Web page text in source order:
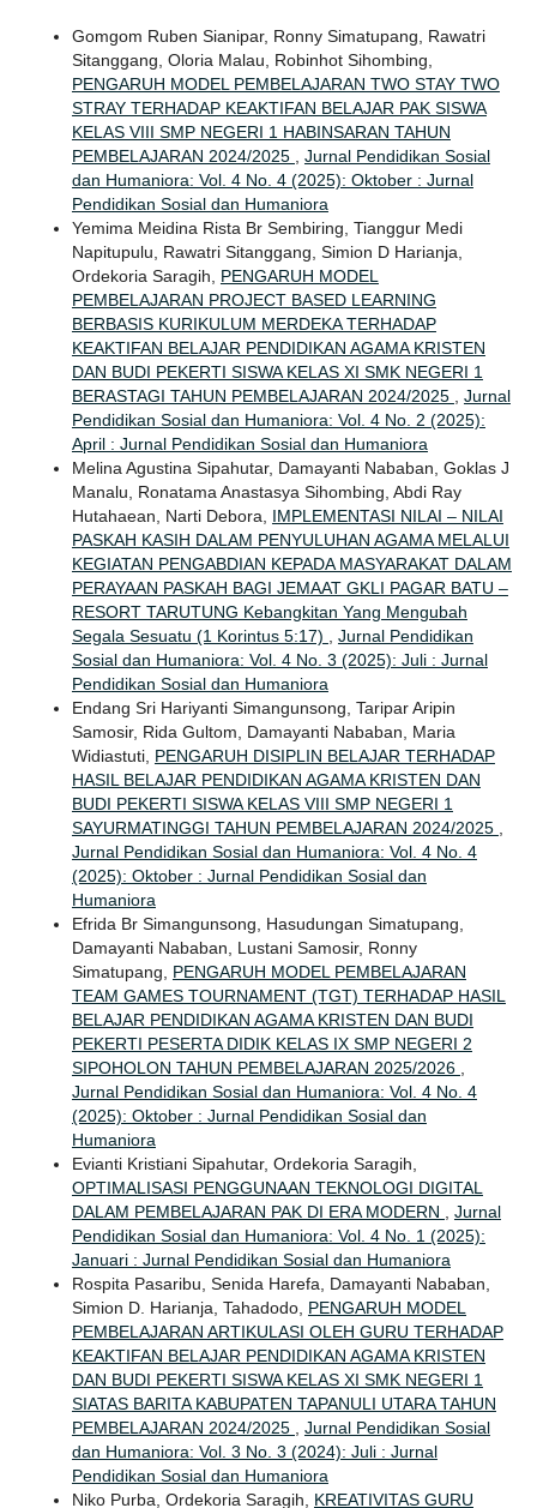
Gomgom Ruben Sianipar, Ronny Simatupang, Rawatri
Sitanggang, Oloria Malau, Robinhot Sihombing,
PENGARUH MODEL PEMBELAJARAN TWO STAY TWO
STRAY TERHADAP KEAKTIFAN BELAJAR PAK SISWA
KELAS VIII SMP NEGERI 1 HABINSARAN TAHUN
PEMBELAJARAN 2024/2025
Jurnal Pendidikan Sosial
dan Humaniora: Vol. 4 No. 4 (2025): Oktober : Jurnal
Pendidikan Sosial dan Humaniora
Yemima Meidina Rista Br Sembiring, Tianggur Medi
Napitupulu, Rawatri Sitanggang, Simion D Harianja,
Ordekoria Saragih, PENGARUH MODEL
PEMBELAJARAN PROJECT BASED LEARNING
BERBASIS KURIKULUM MERDEKA TERHADAP
KEAKTIFAN BELAJAR PENDIDIKAN AGAMA KRISTEN
DAN BUDI PEKERTI SISWA KELAS XI SMK NEGERI 1
BERASTAGI TAHUN PEMBELAJARAN 2024/2025
Jurnal
Pendidikan Sosial dan Humaniora: Vol. 4 No. 2 (2025):
April : Jurnal Pendidikan Sosial dan Humaniora
Melina Agustina Sipahutar, Damayanti Nababan, Goklas J
Manalu, Ronatama Anastasya Sihombing, Abdi Ray
Hutahaean, Narti Debora, IMPLEMENTASI NILAI – NILAI
PASKAH KASIH DALAM PENYULUHAN AGAMA MELALUI
KEGIATAN PENGABDIAN KEPADA MASYARAKAT DALAM
PERAYAAN PASKAH BAGI JEMAAT GKLI PAGAR BATU –
RESORT TARUTUNG Kebangkitan Yang Mengubah
Segala Sesuatu (1 Korintus 5:17)
Jurnal Pendidikan
Sosial dan Humaniora: Vol. 4 No. 3 (2025): Juli : Jurnal
Pendidikan Sosial dan Humaniora
Endang Sri Hariyanti Simangunsong, Taripar Aripin
Samosir, Rida Gultom, Damayanti Nababan, Maria
Widiastuti, PENGARUH DISIPLIN BELAJAR TERHADAP
HASIL BELAJAR PENDIDIKAN AGAMA KRISTEN DAN
BUDI PEKERTI SISWA KELAS VIII SMP NEGERI 1
SAYURMATINGGI TAHUN PEMBELAJARAN 2024/2025
Jurnal Pendidikan Sosial dan Humaniora: Vol. 4 No. 4
(2025): Oktober : Jurnal Pendidikan Sosial dan
Humaniora
Efrida Br Simangunsong, Hasudungan Simatupang,
Damayanti Nababan, Lustani Samosir, Ronny
Simatupang, PENGARUH MODEL PEMBELAJARAN
TEAM GAMES TOURNAMENT (TGT) TERHADAP HASIL
BELAJAR PENDIDIKAN AGAMA KRISTEN DAN BUDI
PEKERTI PESERTA DIDIK KELAS IX SMP NEGERI 2
SIPOHOLON TAHUN PEMBELAJARAN 2025/2026
Jurnal Pendidikan Sosial dan Humaniora: Vol. 4 No. 4
(2025): Oktober : Jurnal Pendidikan Sosial dan
Humaniora
Evianti Kristiani Sipahutar, Ordekoria Saragih,
OPTIMALISASI PENGGUNAAN TEKNOLOGI DIGITAL
DALAM PEMBELAJARAN PAK DI ERA MODERN
Jurnal
Pendidikan Sosial dan Humaniora: Vol. 4 No. 1 (2025):
Januari : Jurnal Pendidikan Sosial dan Humaniora
Rospita Pasaribu, Senida Harefa, Damayanti Nababan,
Simion D. Harianja, Tahadodo, PENGARUH MODEL
PEMBELAJARAN ARTIKULASI OLEH GURU TERHADAP
KEAKTIFAN BELAJAR PENDIDIKAN AGAMA KRISTEN
DAN BUDI PEKERTI SISWA KELAS XI SMK NEGERI 1
SIATAS BARITA KABUPATEN TAPANULI UTARA TAHUN
PEMBELAJARAN 2024/2025
Jurnal Pendidikan Sosial
dan Humaniora: Vol. 3 No. 3 (2024): Juli : Jurnal
Pendidikan Sosial dan Humaniora
Niko Purba, Ordekoria Saragih, KREATIVITAS GURU